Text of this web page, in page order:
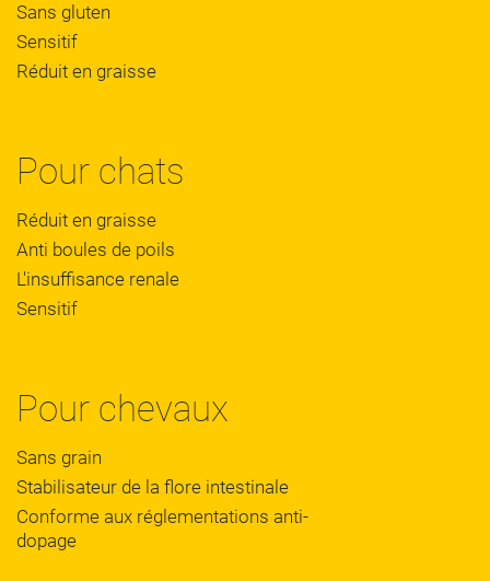
Sans gluten
Sensitif
Réduit en graisse
Pour chats
Réduit en graisse
Anti boules de poils
L'insuffisance renale
Sensitif
Pour chevaux
Sans grain
Stabilisateur de la flore intestinale
Conforme aux réglementations anti-
dopage